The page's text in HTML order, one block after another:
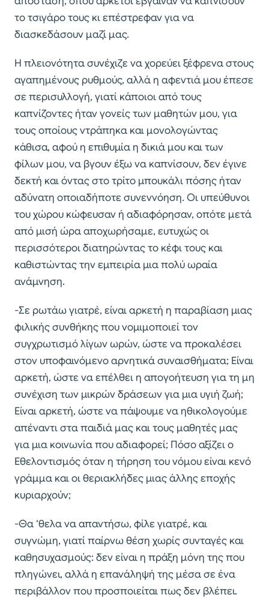
το τσιγάρο τους κι επέστρεφαν για να
διασκεδάσουν μαζί μας.
Η πλειονότητα συνέχιζε να χορεύει ξέφρενα στους
αγαπημένους ρυθμούς, αλλά η αφεντιά μου έπεσε
σε περισυλλογή, γιατί κάποιοι από τους
καπνίζοντες ήταν γονείς των μαθητών μου, για
τους οποίους ντράπηκα και μονολογώντας
κάθισα, αφού η επιθυμία η δικιά μου και των
φίλων μου, να βγουν έξω να καπνίσουν, δεν έγινε
δεκτή και όντας στο τρίτο μπουκάλι πόσης ήταν
αδύνατη οποιαδήποτε συνεννόηση. Οι υπεύθυνοι
του χώρου κώφευσαν ή αδιαφόρησαν, οπότε μετά
από μισή ώρα αποχωρήσαμε, ευτυχώς οι
περισσότεροι διατηρώντας το κέφι τους και
καθιστώντας την εμπειρία μια πολύ ωραία
ανάμνηση.
-Σε ρωτάω γιατρέ, είναι αρκετή η παραβίαση μιας
φιλικής συνθήκης που νομιμοποιεί τον
συγχρωτισμό λίγων ωρών, ώστε να προκαλέσει
στον υποφαινόμενο αρνητικά συναισθήματα; Είναι
αρκετή, ώστε να επέλθει η απογοήτευση για τη μη
συνέχιση των μικρών δράσεων για μια υγιή ζωή;
Είναι αρκετή, ώστε να πάψουμε να ηθικολογούμε
απέναντι στα παιδιά μας και τους μαθητές μας
για μια κοινωνία που αδιαφορεί; Πόσο αξίζει ο
Εθελοντισμός όταν η τήρηση του νόμου είναι κενό
γράμμα και οι θεριακλήδες μιας άλλης εποχής
κυριαρχούν;
-Θα ‘θελα να απαντήσω, φίλε γιατρέ, και
συγνώμη, γιατί παίρνω θέση χωρίς συνταγές και
καθησυχασμούς: δεν είναι η πράξη μόνη της που
πληγώνει, αλλά η επανάληψή της μέσα σε ένα
περιβάλλον που προσποιείται πως δεν βλέπει.